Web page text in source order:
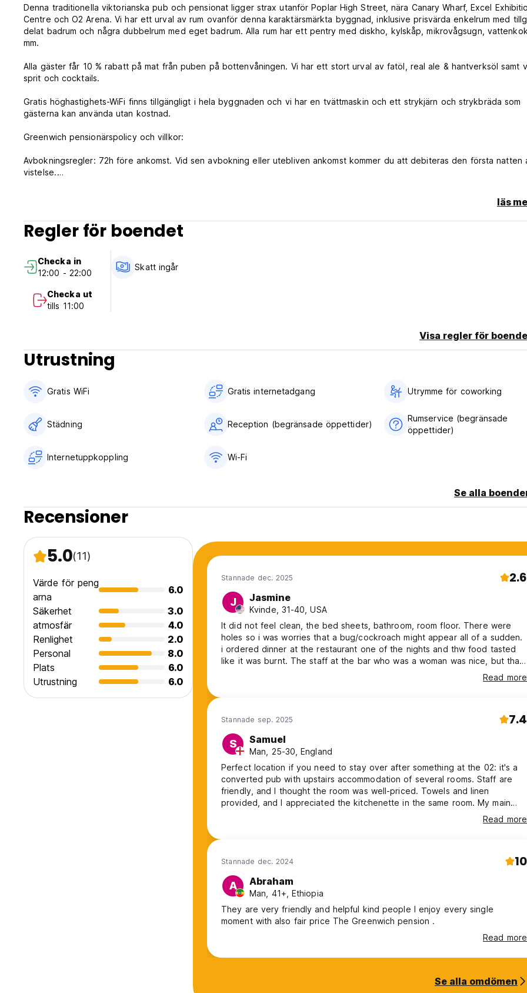
Denna traditionella viktorianska pub och pensionat ligger strax utanför Poplar High Street, nära Canary Wharf, Excel
Centre och O2 Arena. Vi har ett urval av rum ovanför denna karaktärsmärkta byggnad, inklusive prisvärda enkelrum med
delat badrum och några dubbelrum med eget badrum. Alla rum har ett pentry med diskho, kylskåp, mikrovågsugn,
mm.
Alla gäster får 10 % rabatt på mat från puben på bottenvåningen. Vi har ett stort urval av fatöl, real ale & hantverksöl samt
sprit och cocktails.
Gratis höghastighets-WiFi finns tillgängligt i hela byggnaden och vi har en tvättmaskin och ett strykjärn och strykbräda som
gästerna kan använda utan kostnad.
Greenwich pensionärspolicy och villkor:
Avbokningsregler: 72h före ankomst. Vid sen avbokning eller utebliven ankomst kommer du att debiteras den första natten
vistelse.
Betalning vid ankomst med kontanter, kreditkort, betalkort.
Skatter ingår.
Allmän:
Reception: från kl. 12.00 till 22.00
Inget utegångsförbud.
(Auto-translated from original language)
läs
Regler för boendet
Checka in
12:00 - 22:00
Checka ut
tills 11:00
Skatt ingår
Visa regler för
Utrustning
Gratis WiFi Gratis internetadgang Utrymme för coworking
Städning Reception (begränsade öppettider)
Rumservice (begränsade
öppettider)
Internetuppkoppling Wi-Fi
Se alla
Recensioner
5.0(11)
Värde för peng
arna
6.0
Säkerhet
3.0
atmosfär
4.0
Renlighet
2.0
Personal
8.0
Plats
6.0
Utrustning
6.0
Stannade dec. 2025 2.6
J Jasmine
Kvinde, 31-40, USA
It did not feel clean, the bed sheets, bathroom, room floor. There were
holes so i was worries that a bug/cockroach might appear all of a sudden.
i ordered dinner at the restaurant one of the nights and thw food tasted
like it was burnt. The staff at the bar who was a woman was nice, but that
was the only good thing about this place.I was ready to get out of there.
This place is not worth the money. Way too overpriced and the location is
Read more
Stannade sep. 2025 7.4
S Samuel
Man, 25-30, England
Perfect location if you need to stay over after something at the 02: it's a
converted pub with upstairs accommodation of several rooms. Staff are
friendly, and I thought the room was well-priced. Towels and linen
provided, and I appreciated the kitchenette in the same room. My main
bugbear is the cleanliness of the sheets. The bottom sheet was covered
in someone else's hair, which I had to sweep off and found very gross. I
Read more
Stannade dec. 2024 10
A Abraham
Man, 41+, Ethiopia
They are very friendly and helpful kind people I enjoy every single
moment with also fair price The Greenwich pension .
Read more
Se alla omdömen